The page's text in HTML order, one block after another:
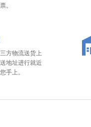
。
方物流送货上
地址进行就近
手上。